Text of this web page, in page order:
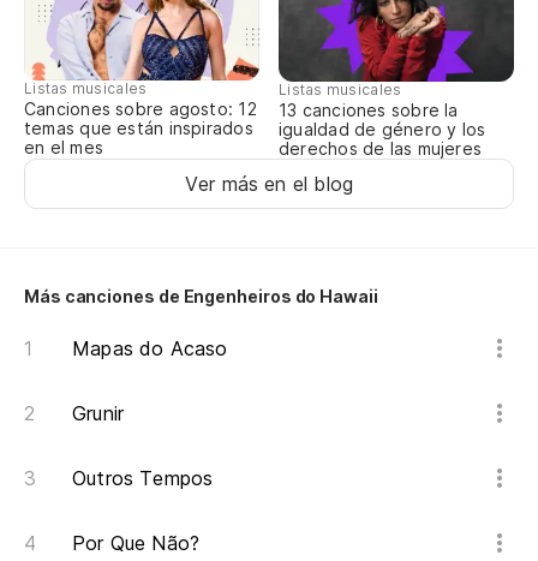
Listas musicales
Canciones sobre agosto: 12
temas que están inspirados
en el mes
Listas musicales
13 canciones sobre la
igualdad de género y los
derechos de las mujeres
Ver más en el blog
Más canciones de Engenheiros do Hawaii
Mapas do Acaso
Grunir
Outros Tempos
Por Que Não?